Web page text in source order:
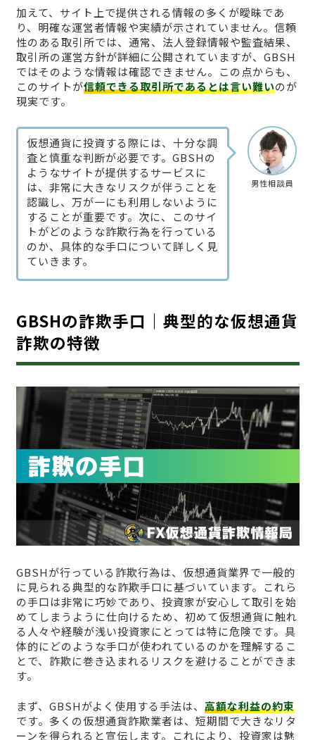
加えて、サイト上で提供される情報の多くが曖昧であ
り、明確な運営者情報や実績が示されていません。信頼
性のある取引所では、通常、法人登録情報や監査結果、
取引所の運営方針が詳細に公開されていますが、GBSH
ではそのような情報は確認できません。この点からも、
このサイトが信頼できる取引所であるとは言い難いのが
現実です。
男性相談員
仮想通貨に投資する際には、十分な調
査と慎重な判断が必要です。GBSHの
ようなサイトが提供するサービスに
は、非常に大きなリスクが伴うことを
認識し、万が一にも利用しないように
することが重要です。次に、このサイ
トがどのような詐欺行為を行っている
のか、具体的な手口について詳しく見
ていきます。
GBSHの詐欺手口｜典型的な仮想通貨
詐欺の特徴
GBSHが行っている詐欺行為は、仮想通貨業界で一般的
に見られる典型的な詐欺手口に基づいています。これら
の手口は非常に巧妙であり、投資家が安心して取引を始
めてしまうように仕向けるため、初めて仮想通貨に触れ
る人々や経験が浅い投資家にとっては特に危険です。具
体的にどのような手口が使われているのかを理解するこ
とで、詐欺に巻き込まれるリスクを避けることができま
す。
まず、GBSHがよく使用する手法は、 高額な利益の約束
です。多くの仮想通貨詐欺業者は、短期間で大きなリタ
ーンを得られると宣伝します。これにより、投資家は魅